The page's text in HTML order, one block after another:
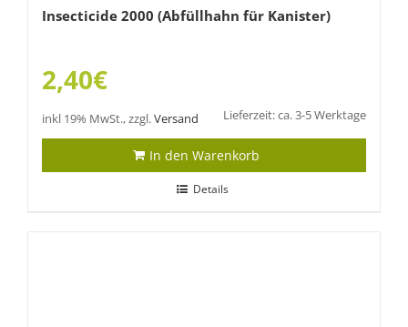
Insecticide 2000 (Abfüllhahn für Kanister)
2,40€
inkl 19% MwSt., zzgl.Versand Lieferzeit: ca. 3-5 Werktage
In den Warenkorb
Details